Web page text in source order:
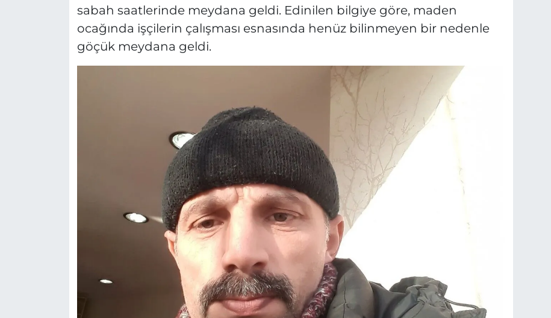
sabah saatlerinde meydana geldi. Edinilen bilgiye göre, maden
ocağında işçilerin çalışması esnasında henüz bilinmeyen bir nedenle
göçük meydana geldi.